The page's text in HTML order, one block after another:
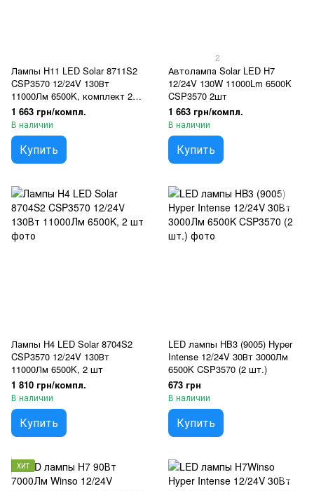
Лампы H11 LED Solar 8711S2
CSP3570 12/24V 130Вт
11000Лм 6500K, комплект 2
шт
1 663 грн/компл.
В наличии
Купить
2
Автолампа Solar LED H7
12/24V 130W 11000Lm 6500K
CSP3570 2шт
1 663 грн/компл.
В наличии
Купить
Лампы H4 LED Solar 8704S2
CSP3570 12/24V 130Вт
11000Лм 6500K, 2 шт
1 810 грн/компл.
В наличии
Купить
LED лампы HB3 (9005) Hyper
Intense 12/24V 30Вт 3000Лм
6500K CSP3570 (2 шт.)
673 грн
В наличии
Купить
ХИТ